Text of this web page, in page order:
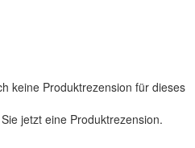
keine Produktrezension für dieses
jetzt eine Produktrezension.